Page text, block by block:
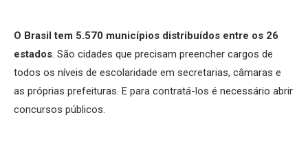
O Brasil tem 5.570 municípios distribuídos entre os 26
estados. São cidades que precisam preencher cargos de
todos os níveis de escolaridade em secretarias, câmaras e
as próprias prefeituras. E para contratá-los é necessário abrir
concursos públicos.